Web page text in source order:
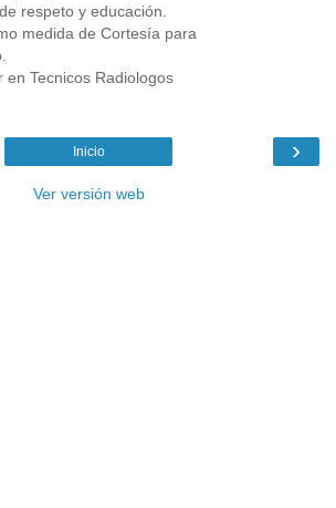
respeto y educación.
medida de Cortesía para
Tecnicos Radiologos
›
Inicio
Ver versión web